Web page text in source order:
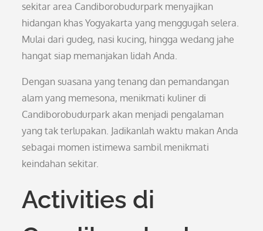
sekitar area Candiborobudurpark menyajikan
hidangan khas Yogyakarta yang menggugah selera.
Mulai dari gudeg, nasi kucing, hingga wedang jahe
hangat siap memanjakan lidah Anda.
Dengan suasana yang tenang dan pemandangan
alam yang memesona, menikmati kuliner di
Candiborobudurpark akan menjadi pengalaman
yang tak terlupakan. Jadikanlah waktu makan Anda
sebagai momen istimewa sambil menikmati
keindahan sekitar.
Activities di